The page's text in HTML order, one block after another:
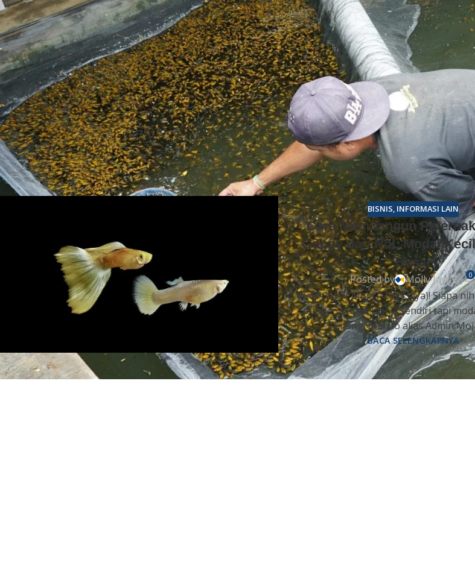
pemula.
Berikut adalah langkah-langkah praktis penangkaran guppy bagi pemula:
Memilih indukan jantan yang memiliki warna ekor cerah serta betina bertubuh gemuk dengan bercak
Menggabungkan satu ekor pejantan dengan dua atau tiga ekor betina dalam satu wadah guna
keberhasilan perkawinan.
Memperhatikan perubahan perut betina yang semakin membuncit dan membulat sebagai tanda
matang.
Memindahkan betina hamil ke wadah pemijahan tunggal agar proses melahirkan berjalan tenang tanpa
lain.
Mengembalikan induk betina ke wadah asal segera setelah proses kelahiran selesai guna melindungi
ikan
BISNIS, INFORMASI LAIN
Cara Membangun
Guppy dari Nol: Modal
Besar
Posted by Molly Jaya 0
Halo Sobat Moja (Molly Jaya)! Siapa
pengen punya bisnis sendiri tapi
Tenang, Minmo alias Admin
BACA SELENGKAPNYA